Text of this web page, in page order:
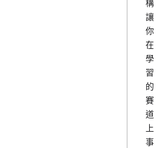
構
讓
你
在
學
習
的
賽
道
上
事